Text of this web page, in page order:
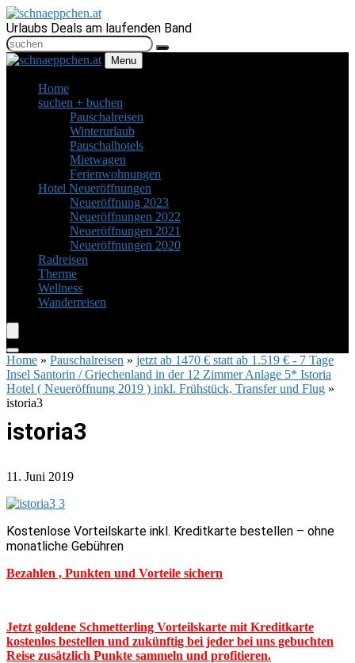
Urlaubs Deals am laufenden Band
Menu
Home
suchen + buchen
Pauschalreisen
Winterurlaub
Pauschalhotels
Mietwagen
Ferienwohnungen
Hotel Neueröffnungen
Neueröffnung 2023
Neueröffnungen 2022
Neueröffnungen 2021
Neueröffnungen 2020
Radreisen
Therme
Wellness
Wanderreisen
Home » Pauschalreisen » jetzt ab 1470 € statt ab 1.519 € - 7 Tage
Insel Santorin / Griechenland in der 12 Zimmer Anlage 5* Istoria
Hotel ( Neueröffnung 2019 ) inkl. Frühstück, Transfer und Flug »
istoria3
istoria3
11. Juni 2019
Kostenlose Vorteilskarte inkl. Kreditkarte bestellen – ohne
monatliche Gebühren
Bezahlen , Punkten und Vorteile sichern
Jetzt goldene Schmetterling Vorteilskarte mit Kreditkarte
kostenlos bestellen und zukünftig bei jeder bei uns gebuchten
Reise zusätzlich Punkte sammeln und profitieren.